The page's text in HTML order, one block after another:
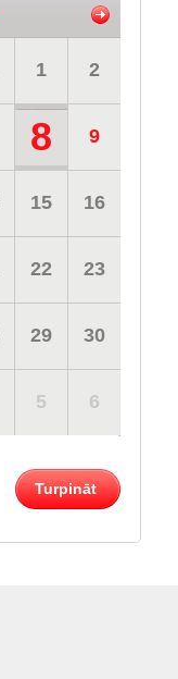
1 2
8 9
15 16
22 23
29 30
5 6
Turpināt